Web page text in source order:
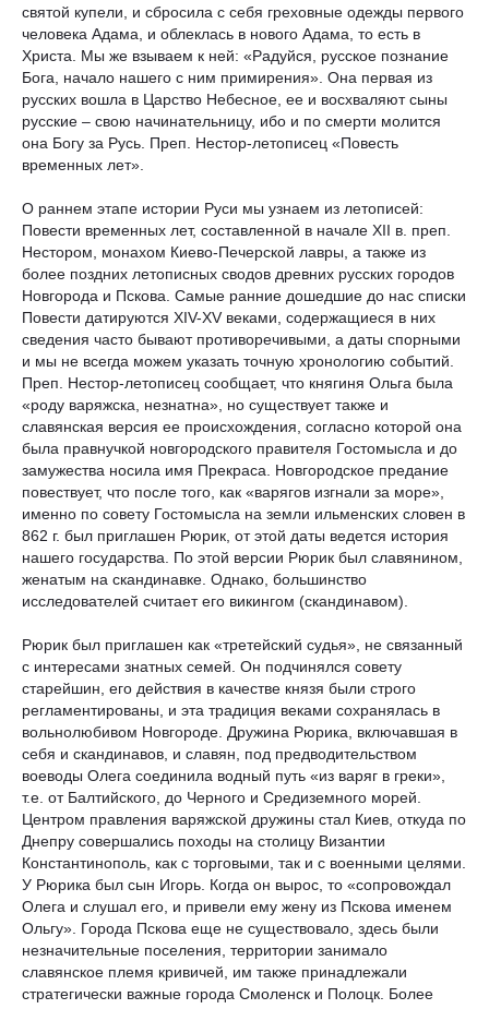
святой купели, и сбросила с себя греховные одежды первого
человека Адама, и облеклась в нового Адама, то есть в
Христа. Мы же взываем к ней: «Радуйся, русское познание
Бога, начало нашего с ним примирения». Она первая из
русских вошла в Царство Небесное, ее и восхваляют сыны
русские – свою начинательницу, ибо и по смерти молится
она Богу за Русь. Преп. Нестор-летописец «Повесть
временных лет».
О раннем этапе истории Руси мы узнаем из летописей:
Повести временных лет, составленной в начале XII в. преп.
Нестором, монахом Киево-Печерской лавры, а также из
более поздних летописных сводов древних русских городов
Новгорода и Пскова. Самые ранние дошедшие до нас списки
Повести датируются XIV-XV веками, содержащиеся в них
сведения часто бывают противоречивыми, а даты спорными
и мы не всегда можем указать точную хронологию событий.
Преп. Нестор-летописец сообщает, что княгиня Ольга была
«роду варяжска, незнатна», но существует также и
славянская версия ее происхождения, согласно которой она
была правнучкой новгородского правителя Гостомысла и до
замужества носила имя Прекраса. Новгородское предание
повествует, что после того, как «варягов изгнали за море»,
именно по совету Гостомысла на земли ильменских словен в
862 г. был приглашен Рюрик, от этой даты ведется история
нашего государства. По этой версии Рюрик был славянином,
женатым на скандинавке. Однако, большинство
исследователей считает его викингом (скандинавом).
Рюрик был приглашен как «третейский судья», не связанный
с интересами знатных семей. Он подчинялся совету
старейшин, его действия в качестве князя были строго
регламентированы, и эта традиция веками сохранялась в
вольнолюбивом Новгороде. Дружина Рюрика, включавшая в
себя и скандинавов, и славян, под предводительством
воеводы Олега соединила водный путь «из варяг в греки»,
т.е. от Балтийского, до Черного и Средиземного морей.
Центром правления варяжской дружины стал Киев, откуда по
Днепру совершались походы на столицу Византии
Константинополь, как с торговыми, так и с военными целями.
У Рюрика был сын Игорь. Когда он вырос, то «сопровождал
Олега и слушал его, и привели ему жену из Пскова именем
Ольгу». Города Пскова еще не существовало, здесь были
незначительные поселения, территории занимало
славянское племя кривичей, им также принадлежали
стратегически важные города Смоленск и Полоцк. Более